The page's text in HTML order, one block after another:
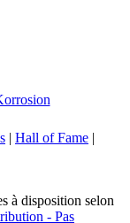
| Hall of Fame |
à disposition selon
- Pas